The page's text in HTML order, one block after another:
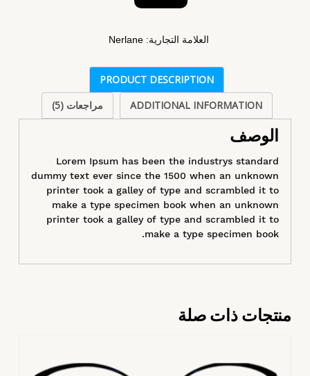
العلامة التجارية:Nerlane
PRODUCT DESCRIPTION
ADDITIONAL INFORMATION
مراجعات (5)
الوصف
Lorem Ipsum has been the industrys standard
dummy text ever since the 1500 when an unknown
printer took a galley of type and scrambled it to
make a type specimen book when an unknown
printer took a galley of type and scrambled it to
make a type specimen book.
منتجات ذات صلة